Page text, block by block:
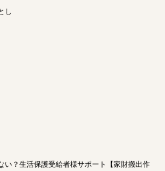
し
い？生活保護受給者様サポート【家財搬出作